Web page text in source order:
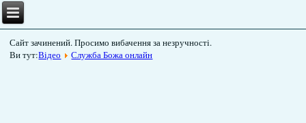
Сайт зачинений. Просимо вибачення за незручності.
Ви тут:Відео Служба Божа онлайн